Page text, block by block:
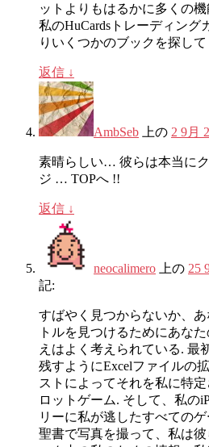
ットよりもはるかに多くの
私のHuCardsトレーディング
りいくつかのブックを探し
返信 ↓
AmbSeb 上の 2 9月
素晴らしい… 彼らは本当に
ジ … TOPへ !!
返信 ↓
neocalimero 上の 25
記:
すばやく見つからないか、
トルを見つけるためにあな
えはよく考えられている. 最
残すようにExcelファイルの
ストによってそれを私に特
ロットゲーム. そして、私の
リーに私が逃したすべての
聖書で写真を撮って、私は